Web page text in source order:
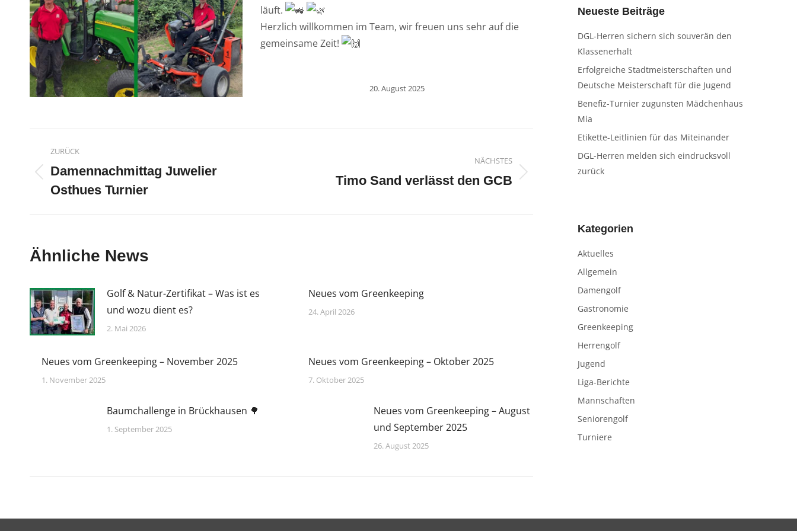
läuft.
Herzlich willkommen im Team, wir freuen uns sehr auf die
gemeinsame Zeit!
20. August 2025
Kommentarnavigation
ZURÜCK
Vorheriger
Beitrag:
Damennachmittag Juwelier
Osthues Turnier
NÄCHSTES
NächsterTimo Sand verlässt den GCB
Ähnliche News
Golf & Natur-Zertifikat – Was ist es
und wozu dient es?
2. Mai 2026
Neues vom Greenkeeping
24. April 2026
Neues vom Greenkeeping – November 2025
1. November 2025
Neues vom Greenkeeping – Oktober 2025
7. Oktober 2025
Baumchallenge in Brückhausen 🌳
1. September 2025
Neues vom Greenkeeping – August
und September 2025
26. August 2025
Neueste Beiträge
DGL-Herren sichern sich souverän den
Klassenerhalt
Erfolgreiche Stadtmeisterschaften und
Deutsche Meisterschaft für die Jugend
Benefiz-Turnier zugunsten Mädchenhaus
Mia
Etikette-Leitlinien für das Miteinander
DGL-Herren melden sich eindrucksvoll
zurück
Kategorien
Aktuelles
Allgemein
Damengolf
Gastronomie
Greenkeeping
Herrengolf
Jugend
Liga-Berichte
Mannschaften
Seniorengolf
Turniere